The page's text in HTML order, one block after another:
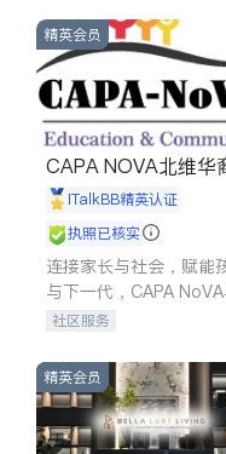
石。
精英会员
CAPA NOVA北维华
长会iTalkBB精英认证
执照已核实
连接家长与社会，赋能
与下一代，CAPA
携手建设包容、公平、充
社区服务
精英会员